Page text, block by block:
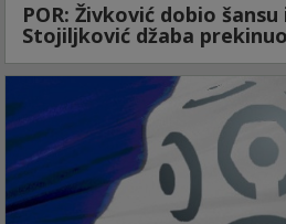
POR: Živković dobio
Stojiljković džaba